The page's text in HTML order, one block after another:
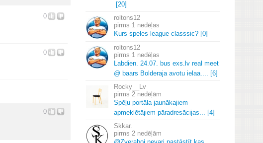
0
0
0
[20]
roltons12
1 nedēļas
Kurs speles league classsic? [0]
roltons12
1 nedēļas
Labdien. 24.07. bus exs. lv real meet
@ baars Bolderaja avotu ielaa.... [6]
Rocky__Lv
2 nedēļām
Spēļu portāla jaunākajiem
apmeklētājiem pāradresācijas... [4]
Skkar.
2 nedēļām